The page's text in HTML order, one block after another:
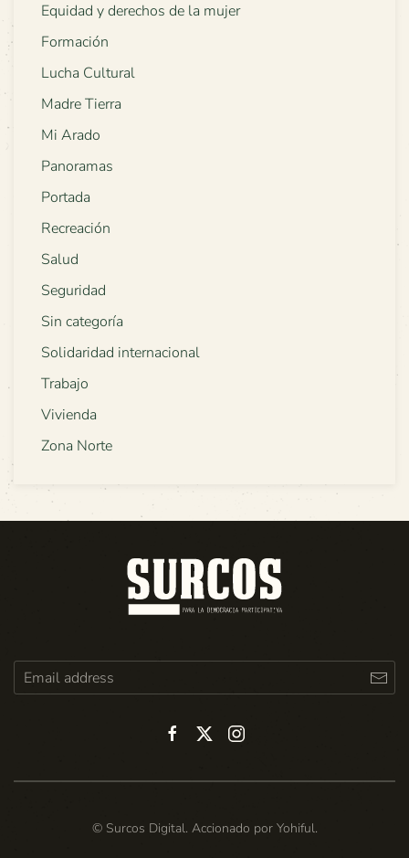
Equidad y derechos de la mujer
Formación
Lucha Cultural
Madre Tierra
Mi Arado
Panoramas
Portada
Recreación
Salud
Seguridad
Sin categoría
Solidaridad internacional
Trabajo
Vivienda
Zona Norte
© Surcos Digital. Accionado por Yohiful.